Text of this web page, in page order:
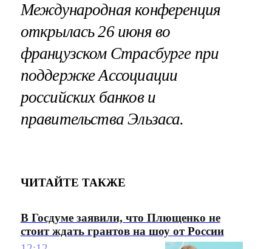
Международная конференция
открылась 26 июня во
французском Страсбурге при
поддержке Ассоциации
российских банков и
правительства Эльзаса.
ЧИТАЙТЕ ТАКЖЕ
В Госдуме заявили, что Плющенко не
стоит ждать грантов на шоу от России